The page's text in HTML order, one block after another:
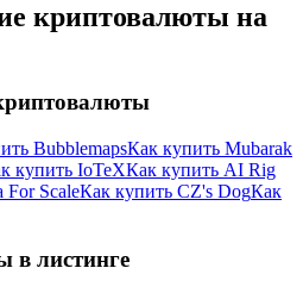
криптовалюты на
BubblemapsКак купить Mubarak
купить IoTeXКак купить AI Rig
For ScaleКак купить CZ's DogКак
в листинге